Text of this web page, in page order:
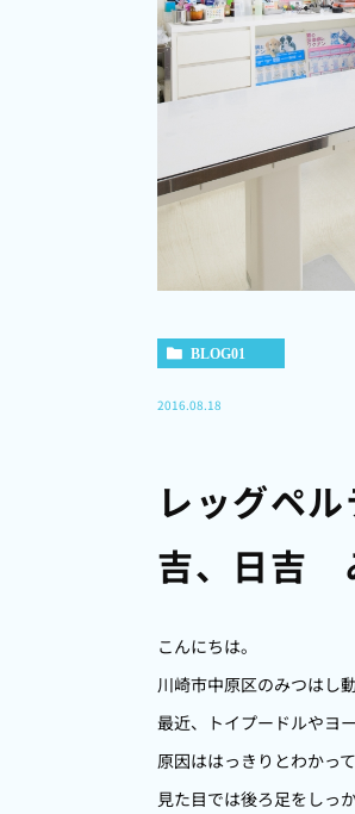
BLOG01
2016.08.18
レッグペ
吉、日吉
こんにちは。
川崎市中原区のみつはし
最近、トイプードルやヨ
原因ははっきりとわかっ
見た目では後ろ足をしっ